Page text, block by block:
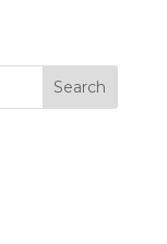
Search